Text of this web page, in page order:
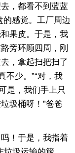
，都看不到蓝蓝
感觉。工厂周边
果皮。于是，我
旁环顾四周，刚
，拿起扫把扫了
不少。”“对，我
是，我们手上只
圾桶呀！”爸爸
！于是，我指着